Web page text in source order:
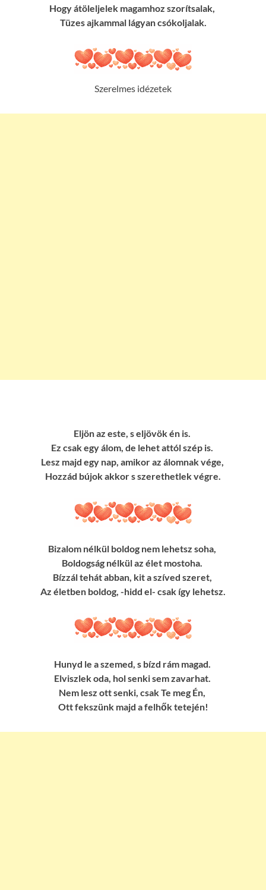
Hogy átöleljelek magamhoz szorítsalak,
Tüzes ajkammal lágyan csókoljalak.
Szerelmes idézetek
Eljön az este, s eljövök én is.
Ez csak egy álom, de lehet attól szép is.
Lesz majd egy nap, amikor az álomnak vége,
Hozzád bújok akkor s szerethetlek végre.
Bizalom nélkül boldog nem lehetsz soha,
Boldogság nélkül az élet mostoha.
Bízzál tehát abban, kit a szíved szeret,
Az életben boldog, -hidd el- csak így lehetsz.
Hunyd le a szemed, s bízd rám magad.
Elviszlek oda, hol senki sem zavarhat.
Nem lesz ott senki, csak Te meg Én,
Ott fekszünk majd a felhők tetején!